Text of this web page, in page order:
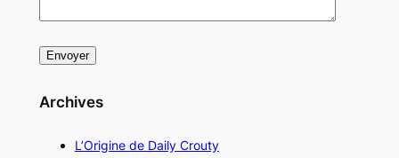
Archives
L’Origine de Daily Crouty